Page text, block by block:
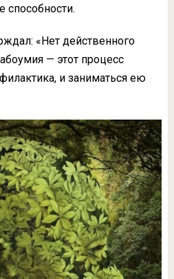
способности.
«Нет действенного
— этот процесс
и заниматься ею